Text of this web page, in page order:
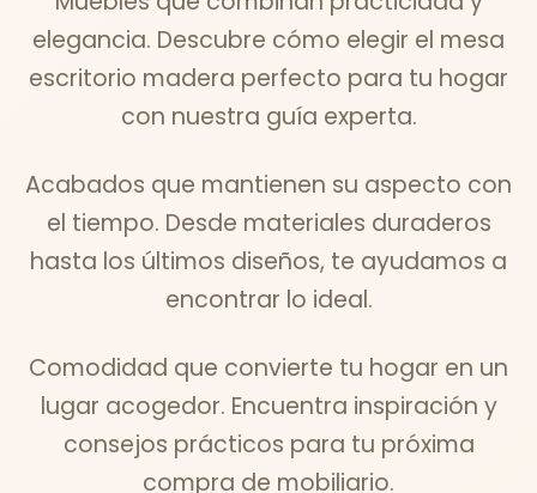
elegancia. Descubre cómo elegir el mesa
escritorio madera perfecto para tu hogar
con nuestra guía experta.
Acabados que mantienen su aspecto con
el tiempo. Desde materiales duraderos
hasta los últimos diseños, te ayudamos a
encontrar lo ideal.
Comodidad que convierte tu hogar en un
lugar acogedor. Encuentra inspiración y
consejos prácticos para tu próxima
compra de mobiliario.